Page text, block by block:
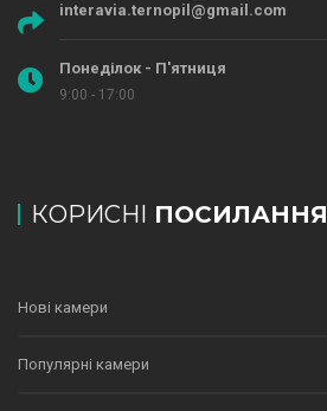
interavia.ternopil@gmail.com
Понеділок - П'ятниця
9:00 - 17:00
КОРИСНІ ПОСИЛАННЯ
Нові камери
Популярні камери